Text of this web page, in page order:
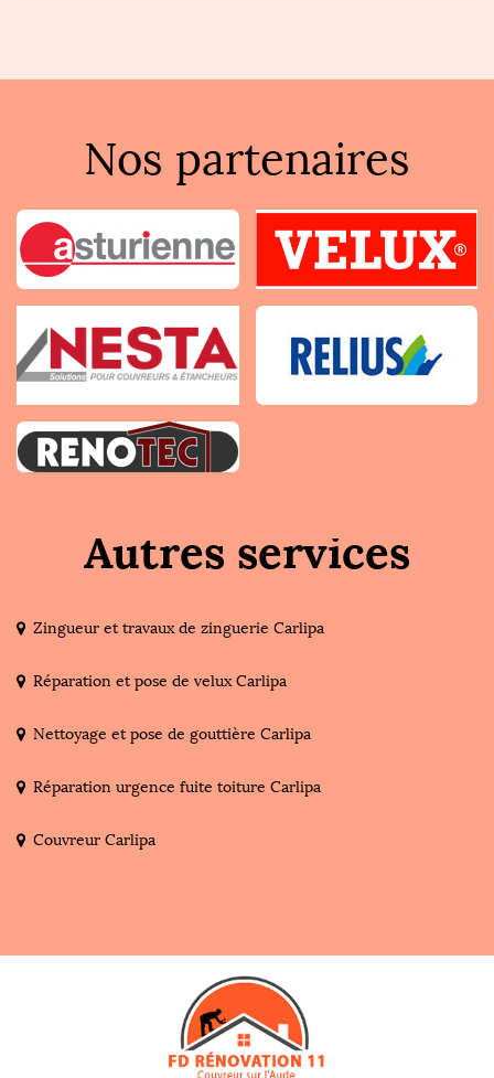
Nos partenaires
Autres services
Zingueur et travaux de zinguerie Carlipa
Réparation et pose de velux Carlipa
Nettoyage et pose de gouttière Carlipa
Réparation urgence fuite toiture Carlipa
Couvreur Carlipa